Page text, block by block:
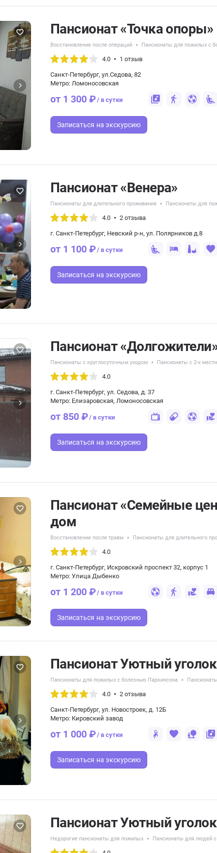
Пансионат «Точка
Восстановление после операций Пансионаты для пожилых с
4.0 1 отзыв
Санкт-Петербург, ул.Седова, 82
Метро: Ломоносовская
от 1 300 ₽/ в сутки
Записаться на экскурсию
Пансионат «Венера»
Пансионаты для длительного проживания Пансионаты для
4.0 2 отзыва
г. Санкт-Петербург, Невский р-н, ул. Полярников д.8
от 1 100 ₽/ в сутки
Записаться на экскурсию
Пансионат
Пансионаты с круглосуточным уходом Пансионаты с 2-х
4.0
г. Санкт-Петербург, ул. ​Седова, д. 37
Метро: Елизаровская, Ломоносовская
от 850 ₽/ в сутки
Записаться на экскурсию
Пансионат «Семейные
дом
Восстановление после травм Пансионаты для длительного
4.0
г. Санкт-Петербург, Искровский проспект 32, корпус 1
Метро: Улица Дыбенко
от 1 200 ₽/ в сутки
Записаться на экскурсию
Пансионат Уютный
Пансионаты для пожилых с болезнью Паркинсона
4.0 2 отзыва
Санкт-Петербург, ул. Новостроек, д. 12Б
Метро: Кировский завод
от 1 000 ₽/ в сутки
Записаться на экскурсию
Пансионат Уютный
Недорогие пансионаты для пожилых Пансионаты для людей